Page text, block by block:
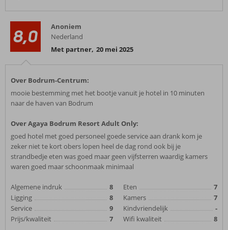
8,0
Anoniem
Nederland
Met partner, 20 mei 2025
Over Bodrum-Centrum:
mooie bestemming met het bootje vanuit je hotel in 10 minuten
naar de haven van Bodrum
Over Agaya Bodrum Resort Adult Only:
goed hotel met goed personeel goede service aan drank kom je
zeker niet te kort obers lopen heel de dag rond ook bij je
strandbedje eten was goed maar geen vijfsterren waardig kamers
waren goed maar schoonmaak minimaal
Algemene indruk
8
Ligging
8
Service
9
Prijs/kwaliteit
7
Eten
7
Kamers
7
Kindvriendelijk
-
Wifi kwaliteit
8